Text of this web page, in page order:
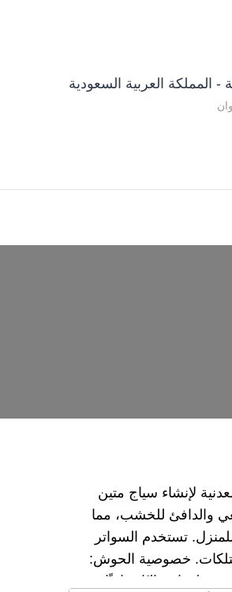
- المملكة العربية السعودية
لإنشاء سياج متين
والدافئ للخشب، مما
تستخدم السواتر
خصوصية الحوش:
جماليًا ودافئًا